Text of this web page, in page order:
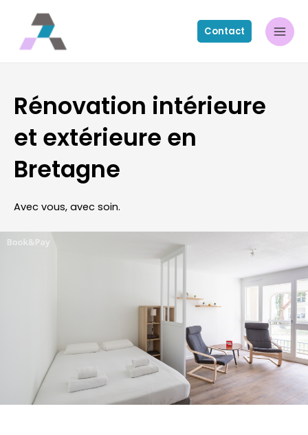
Contact
Rénovation intérieure
et extérieure en
Bretagne
Avec vous, avec soin.